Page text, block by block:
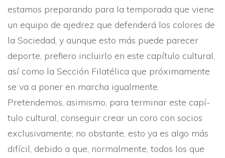
estamos preparando para la temporada que viene
un equipo de ajedrez que defenderá los colores de
la Sociedad, y aunque esto más puede parecer
deporte, prefiero incluirlo en este capí­tulo cultural,
así­ como la Sección Filatélica que próximamente
se va a poner en marcha igualmente.
Pretendemos, asimismo, para terminar este capí­
tulo cultural, conseguir crear un coro con socios
exclusivamente; no obstante, esto ya es algo más
difí­cil, debido a que, normalmente, todos los que